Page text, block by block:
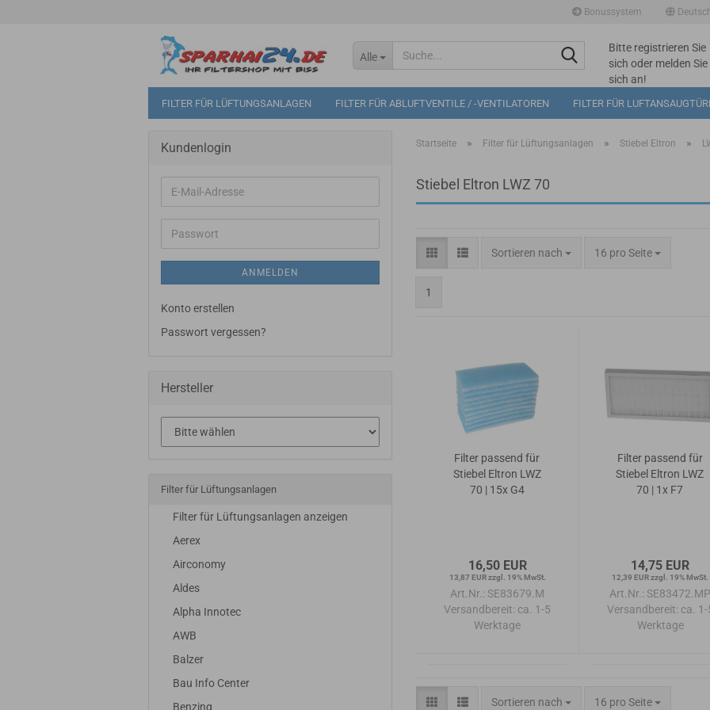
Bonussystem
Alle
Suche...Bitte registrieren Sie
sich oder melden Sie
sich an!
Mögliche
Bonuspunkte im
FILTER FÜR LÜFTUNGSANLAGEN FILTER FÜR ABLUFTVENTILE / -VENTILATOREN FILTER FÜR
Startseite » Filter für Lüftungsanlagen » Stiebel Eltron »
Stiebel Eltron LWZ 70
Sortieren nach
Sortieren nach 16 pro Seite
pro Seite
1
Filter passend für
Stiebel Eltron LWZ
70 | 15x G4
16,50 EUR
13,87 EUR zzgl. 19% MwSt.
Art.Nr.: SE83679.M
Versandbereit: ca. 1-5
Werktage
Filter passend für
Stiebel Eltron LWZ
70 | 1x F7
14,75 EUR
12,39 EUR zzgl. 19% MwSt.
Art.Nr.:
Versandbereit: ca. 1-
Werktage
Sortieren nach
Sortieren nach 16 pro Seite
pro Seite
Kundenlogin
E-
Mail-
Adresse
Passwort
ANMELDEN
Konto erstellen
Passwort vergessen?
Hersteller
Filter für Lüftungsanlagen
Filter für Lüftungsanlagen anzeigen
Aerex
Airconomy
Aldes
Alpha Innotec
AWB
Balzer
Bau Info Center
Benzing